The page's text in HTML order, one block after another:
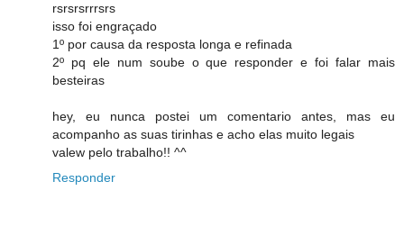
rsrsrsrrrsrs
isso foi engraçado
1º por causa da resposta longa e refinada
2º pq ele num soube o que responder e foi falar mais
besteiras
hey, eu nunca postei um comentario antes, mas eu
acompanho as suas tirinhas e acho elas muito legais
valew pelo trabalho!! ^^
Responder